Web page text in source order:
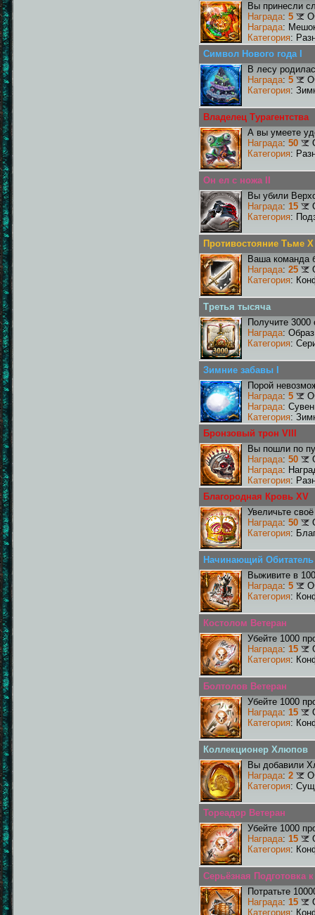
Вы принесли
Награда: 5
Награда:
Категория:
Символ Нового года I
В лесу
Награда: 5
Категория:
Владелец Турагентства
А вы умеете
Награда: 50
Категория:
Он ел с ножа II
Вы убили
Награда: 15
Категория:
Противостояние Тьме X
Ваша команда
Награда: 25
Категория:
Третья тысяча
Получите 3000
Награда: Образ
Категория:
Зимние забавы I
Порой
Награда: 5
Награда:
Категория:
Бронзовый трон VIII
Вы пошли по
Награда: 50
Награда:
Категория:
Благородная Кровь XV
Увеличьте
Награда: 50
Категория:
Начинающий
Выживите в
Награда: 5
Категория:
Костолом Ветеран
Убейте 1000
Награда: 15
Категория:
Болтолов Ветеран
Убейте 1000
Награда: 15
Категория:
Коллекционер Хлюпов
Вы добавили
Награда: 2
Категория:
Тореадор Ветеран
Убейте 1000
Награда: 15
Категория:
Серьёзная Подготовка
Потратьте
Награда: 15
Категория: